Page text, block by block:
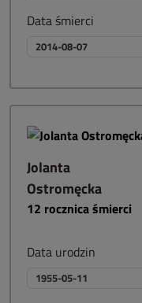
Data śmierci
2014-08-07
Jolanta
Ostromęcka
12 rocznica śmierci
Data urodzin
1955-05-11